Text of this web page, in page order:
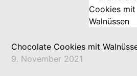
Chocolate Cookies mit
9. November 2021